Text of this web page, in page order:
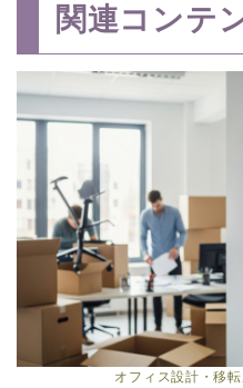
関連コンテ
オフィス設計・移